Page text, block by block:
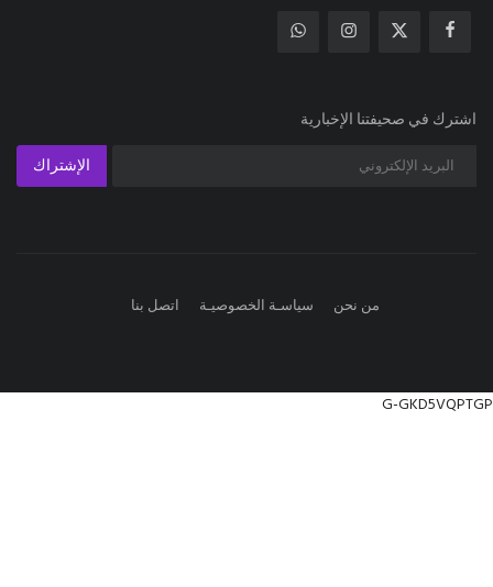
اشترك في صحيفتنا الإخبارية
الإشتراك
من نحن سياسـة الخصوصيـة اتصل بنا
G-GKD5VQPTGP